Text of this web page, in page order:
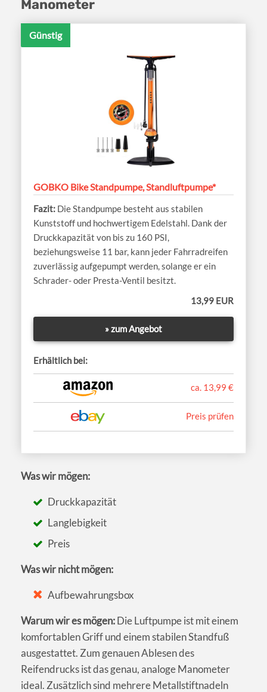
Manometer
Günstig
GOBKO Bike Standpumpe, Standluftpumpe*
Die Standpumpe besteht aus stabilen
Kunststoff und hochwertigem Edelstahl. Dank der
Druckkapazität von bis zu 160 PSI,
beziehungsweise 11 bar, kann jeder Fahrradreifen
zuverlässig aufgepumpt werden, solange er ein
Schrader- oder Presta-Ventil besitzt.
13,99 EUR
» zum Angebot
Erhältlich bei:
ca. 13,99 €
Preis prüfen
Was wir mögen:
Druckkapazität
Langlebigkeit
Preis
Was wir nicht mögen:
Aufbewahrungsbox
Warum wir es mögen:Die Luftpumpe ist mit einem
komfortablen Griff und einem stabilen Standfuß
ausgestattet. Zum genauen Ablesen des
Reifendrucks ist das genau, analoge Manometer
ideal. Zusätzlich sind mehrere Metallstiftnadeln